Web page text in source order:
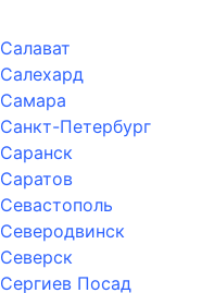
Салават
Салехард
Самара
Санкт-Петербург
Саранск
Саратов
Севастополь
Северодвинск
Северск
Сергиев Посад